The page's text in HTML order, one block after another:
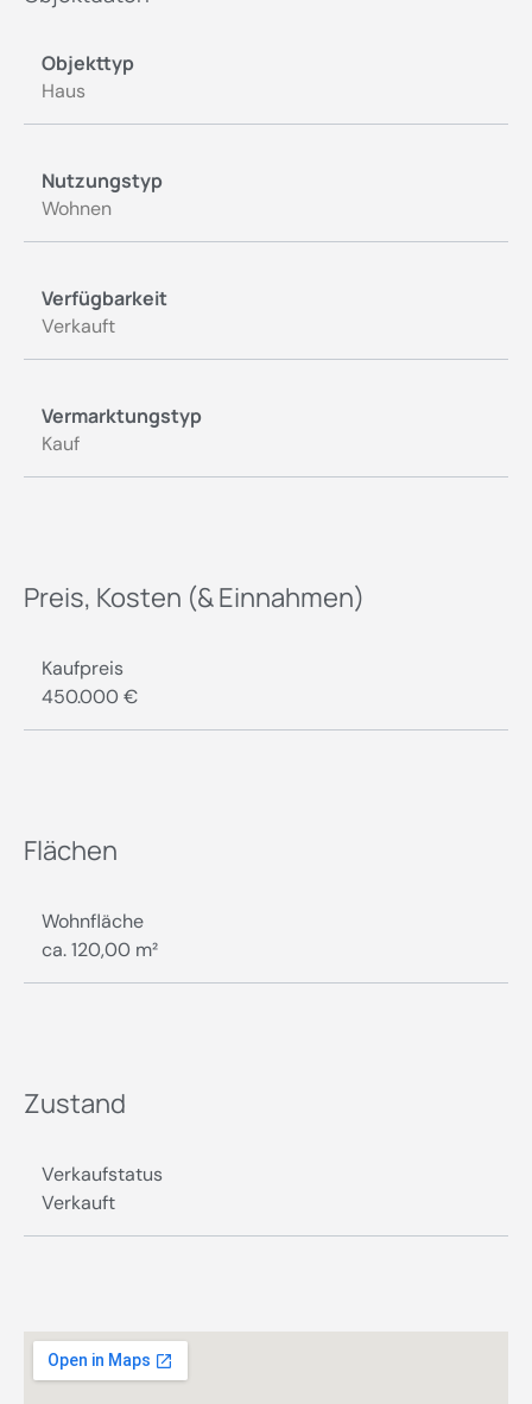
Objekttyp
Haus
Nutzungstyp
Wohnen
Verfügbarkeit
Verkauft
Vermarktungstyp
Kauf
Preis, Kosten (& Einnahmen)
Kaufpreis
450.000 €
Flächen
Wohnfläche
ca. 120,00 m²
Zustand
Verkaufstatus
Verkauft